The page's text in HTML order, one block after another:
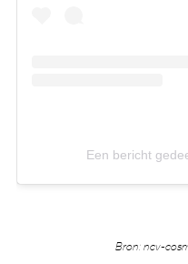
Een bericht
Bron: ncv-